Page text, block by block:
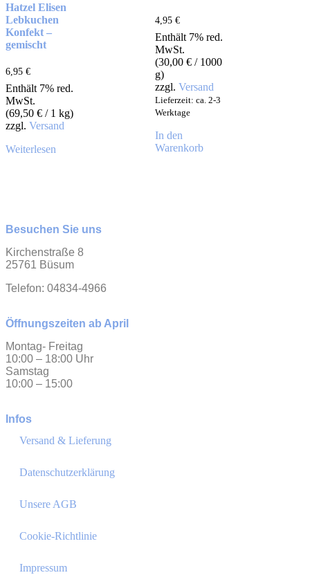
Hatzel Elisen
Lebkuchen
Konfekt –
gemischt
6,95 €
Enthält 7% red.
MwSt.
(69,50 € / 1 kg)
zzgl. Versand
Weiterlesen
4,95 €
Enthält 7% red.
MwSt.
(30,00 € / 1000
g)
zzgl. Versand
Lieferzeit: ca. 2-3
Werktage
In den
Warenkorb
Besuchen Sie uns
Kirchenstraße 8
25761 Büsum
Telefon: 04834-4966
Öffnungszeiten ab April
Montag- Freitag
10:00 – 18:00 Uhr
Samstag
10:00 – 15:00
Infos
Versand & Lieferung
Datenschutzerklärung
Unsere AGB
Cookie-Richtlinie
Impressum